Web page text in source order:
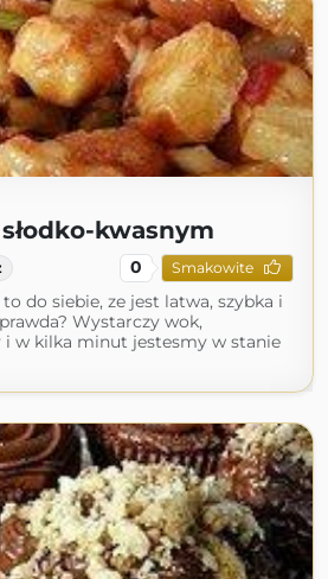
kwasnym
0 Smakowite
do siebie, ze jest latwa, szybka i
Wystarczy wok,
i w kilka minut jestesmy w stanie